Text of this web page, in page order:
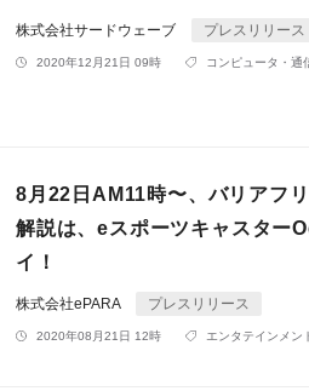
株式会社サードウェーブ プレスリリース
2020年12月21日 09時 コンピュータ・通
8月22日AM11時〜、バリアフ
解説は、eスポーツキャスター
イ！
株式会社ePARA プレスリリース
2020年08月21日 12時 エンタテインメン